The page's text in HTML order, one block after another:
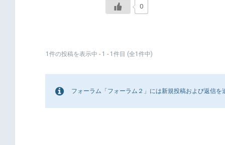
0
1件の投稿を表示中 - 1 - 1件目 (全1件中)
フォーラム「フォーラム２」には新規投稿および返信を